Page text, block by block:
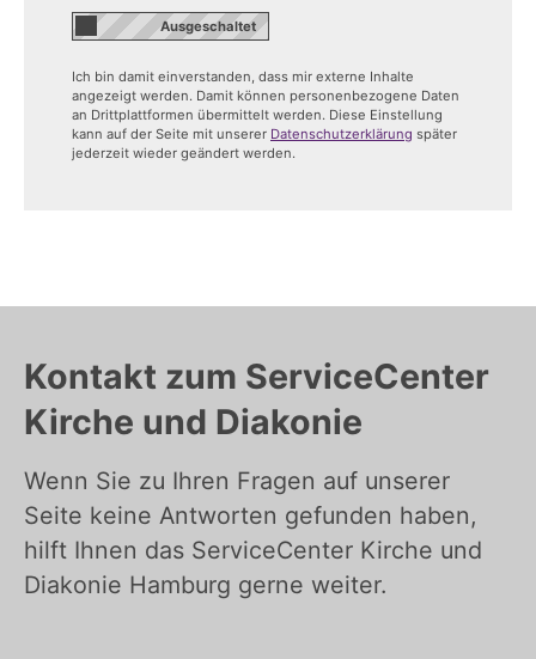
Ich bin damit einverstanden, dass mir externe Inhalte
angezeigt werden. Damit können personenbezogene Daten
an Drittplattformen übermittelt werden. Diese Einstellung
kann auf der Seite mit unserer Datenschutzerklärung später
jederzeit wieder geändert werden.
Kontakt zum ServiceCenter
Kirche und Diakonie
Wenn Sie zu Ihren Fragen auf unserer
Seite keine Antworten gefunden haben,
hilft Ihnen das ServiceCenter Kirche und
Diakonie Hamburg gerne weiter.